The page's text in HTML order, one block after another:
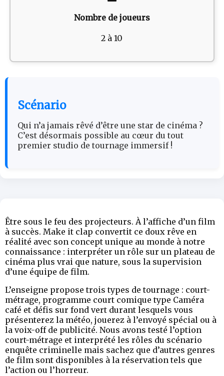
Nombre de joueurs
2 à 10
Scénario
Qui n’a jamais rêvé d’être une star de cinéma ?
C’est désormais possible au cœur du tout
premier studio de tournage immersif !
Être sous le feu des projecteurs. À l’affiche d’un film
à succès. Make it clap convertit ce doux rêve en
réalité avec son concept unique au monde à notre
connaissance : interpréter un rôle sur un plateau de
cinéma plus vrai que nature, sous la supervision
d’une équipe de film.
L’enseigne propose trois types de tournage : court-
métrage, programme court comique type Caméra
café et défis sur fond vert durant lesquels vous
présenterez la météo, jouerez à l’envoyé spécial ou à
la voix-off de publicité. Nous avons testé l’option
court-métrage et interprété les rôles du scénario
enquête criminelle mais sachez que d’autres genres
de film sont disponibles à la réservation tels que
l’action ou l’horreur.